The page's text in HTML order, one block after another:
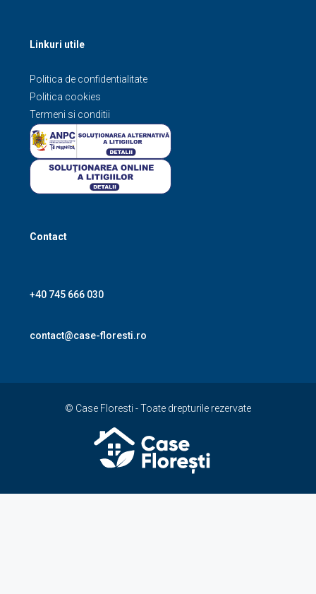
Linkuri utile
Politica de confidentialitate
Politica cookies
Termeni si conditii
Contact
+40 745 666 030
contact@case-floresti.ro
© Case Floresti - Toate drepturile rezervate